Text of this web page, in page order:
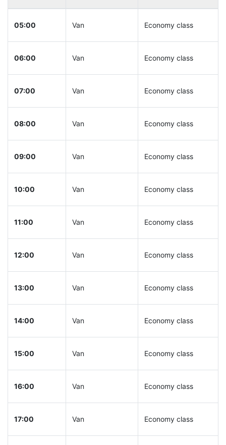
05:00 Van Economy class
06:00 Van Economy class
07:00 Van Economy class
08:00 Van Economy class
09:00 Van Economy class
10:00 Van Economy class
11:00 Van Economy class
12:00 Van Economy class
13:00 Van Economy class
14:00 Van Economy class
15:00 Van Economy class
16:00 Van Economy class
17:00 Van Economy class